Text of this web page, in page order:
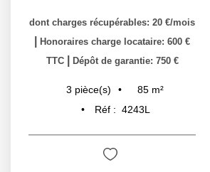
dont charges récupérables: 20 €/mois
Honoraires charge locataire: 600 €
TTC
Dépôt de garantie: 750 €
3 pièce(s) 85 m²
Réf : 4243L